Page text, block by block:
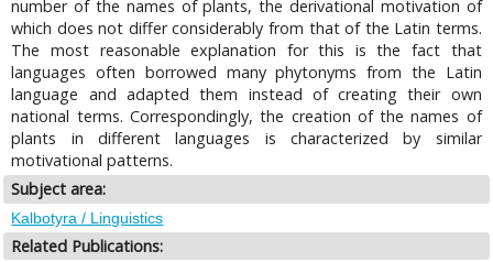
number of the names of plants, the derivational motivation of
which does not differ considerably from that of the Latin terms.
The most reasonable explanation for this is the fact that
languages often borrowed many phytonyms from the Latin
language and adapted them instead of creating their own
national terms. Correspondingly, the creation of the names of
plants in different languages is characterized by similar
motivational patterns.
Subject area:
Kalbotyra / Linguistics
Related Publications: